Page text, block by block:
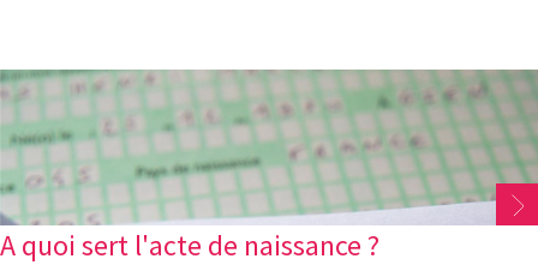
A quoi sert l'acte de naissance ?